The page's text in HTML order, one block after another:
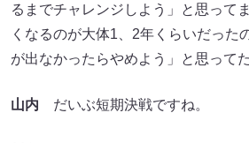
るまでチャレンジしよう」と思って
くなるのが大体1、2年くらいだった
が出なかったらやめよう」と思って
山内 だいぶ短期決戦ですね。